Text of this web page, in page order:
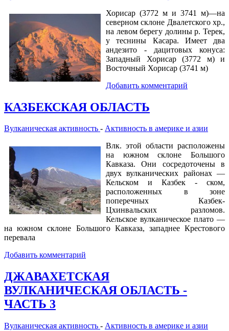
Хорисар (3772 м и 3741 м)—на
северном склоне Двалетского хр.,
на левом берегу долины р. Терек,
у теснины Касара. Имеет два
андезито - дацитовых конуса:
Западный Хорисар (3772 м) и
Восточный Хорисар (3741 м)
Добавить комментарий
КАЗБЕКСКАЯ ОБЛАСТЬ
Вулканическая активность - Активность в америке и азии
Влк. этой области расположены
на южном склоне Большого
Кавказа. Они сосредоточены в
двух вулканических районах —
Кельском и Казбек - ском,
расположенных в зоне
поперечных Казбек-
Цхинвальских разломов.
Кельское вулканическое плато —
на южном склоне Большого Кавказа, западнее Крестового
перевала
Добавить комментарий
ДЖАВАХЕТСКАЯ
ВУЛКАНИЧЕСКАЯ ОБЛАСТЬ -
ЧАСТЬ 3
Вулканическая активность - Активность в америке и азии